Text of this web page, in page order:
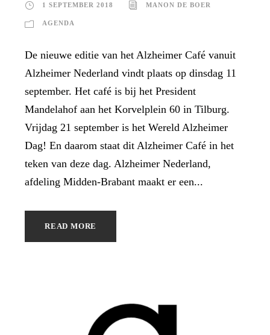
1 SEPTEMBER 2018 MANON DE BOER
AGENDA
De nieuwe editie van het Alzheimer Café vanuit
Alzheimer Nederland vindt plaats op dinsdag 11
september. Het café is bij het President
Mandelahof aan het Korvelplein 60 in Tilburg.
Vrijdag 21 september is het Wereld Alzheimer
Dag! En daarom staat dit Alzheimer Café in het
teken van deze dag. Alzheimer Nederland,
afdeling Midden-Brabant maakt er een...
READ MORE